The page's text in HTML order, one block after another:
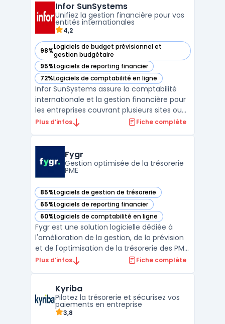
métier principale vise la sécurisation de la
gest ...
Infor SunSystems
Unifiez la gestion financière pour vos
entités internationales
4,2
98%Logiciels de budget prévisionnel et
gestion budgétaire
— voir Infor SunSystems dans cette catégorie
95%Logiciels de reporting financier
— voir Infor SunSystems dans cette catégorie
72%Logiciels de comptabilité en ligne
— voir Infor SunSystems dans cette catégorie
Infor SunSystems assure la comptabilité
internationale et la gestion financière pour
les entreprises couvrant plusieurs sites ou
filiales. Ce logiciel s’adresse aux groupes
multi-monnaies et multi-langues. Les org ...
Plus d’infos Fiche complète
Fygr
Gestion optimisée de la trésorerie
PME
85%Logiciels de gestion de trésorerie
— voir Fygr dans cette catégorie
65%Logiciels de reporting financier
— voir Fygr dans cette catégorie
60%Logiciels de comptabilité en ligne
— voir Fygr dans cette catégorie
Fygr est une solution logicielle dédiée à
l'amélioration de la gestion, de la prévision
et de l'optimisation de la trésorerie des PME.
Cette plateforme permet de centraliser
comptables ou des ERP ...
Plus d’infos Fiche complète
Kyriba
Pilotez la trésorerie et sécurisez vos
paiements en entreprise
3,8